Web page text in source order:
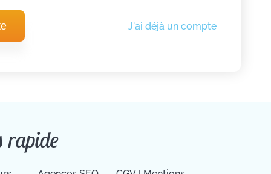
J'ai déjà un compte
rapide